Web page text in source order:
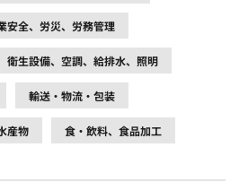
安全、労災、労務管理
衛生設備、空調、給排水、照明
輸送・物流・包装
産物 食・飲料、食品加工